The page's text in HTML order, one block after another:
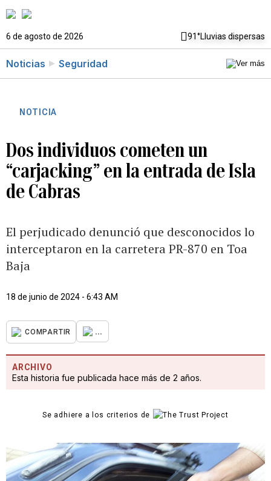
6 de agosto de 2026 91°Lluvias dispersas
Noticias Seguridad
NOTICIA
Dos individuos cometen un
“carjacking” en la entrada de Isla
de Cabras
El perjudicado denunció que desconocidos lo
interceptaron en la carretera PR-870 en Toa
Baja
18 de junio de 2024 - 6:43 AM
COMPARTIR ...
ARCHIVO
Esta historia fue publicada hace más de 2 años.
Se adhiere a los criterios de